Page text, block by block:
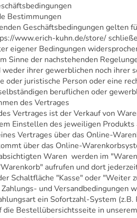
Bestimmungen
Geschäftsbedingungen gelten
www.erich-kuhn.de/store/
eigener Bedingungen
Sinne der nachstehenden
ihrer gewerblichen noch ihrer
oder juristische Person oder eine
beruflichen oder
des Vertrages
Vertrages ist der Verkauf von
Einstellen des jeweiligen
Vertrages über das Online-
über das Online-
Waren werden im
aufrufen und dort
Schaltfläche "Kasse" oder
und Versandbedingungen
ein Sofortzahl-System
die Bestellübersichtsseite in